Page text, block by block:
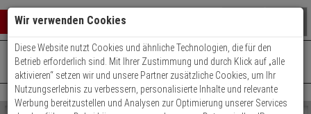
Warenkorb schließen
0 ARTIKEL IM WARENKORB
Ihr Warenkorb ist momentan leer.
Ergebnisse ()
Fertig
+49 (0)821 899 493-0Mo. - Do.: 8:00 - 16:30 | Fr.: 8:00 - 14:00 Uhr
Kontaktservice nutzen
Wir verwenden Cookies
Diese Website nutzt Cookies und ähnliche Technologien, die für den
Betrieb erforderlich sind. Mit Ihrer Zustimmung und durch Klick auf „alle
aktivieren“ setzen wir und unsere Partner zusätzliche Cookies, um Ihr
Nutzungserlebnis zu verbessern, personalisierte Inhalte und relevante
Werbung bereitzustellen und Analysen zur Optimierung unserer Services